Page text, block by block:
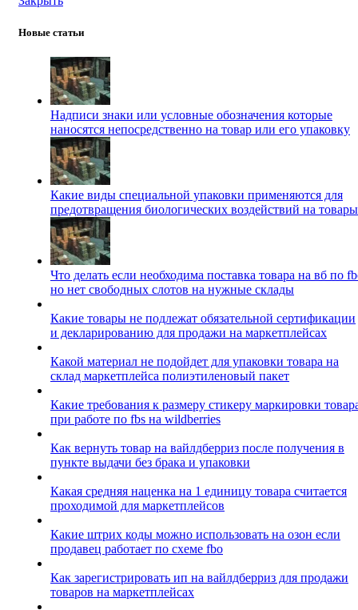
Новые статьи
Надписи знаки или условные обозначения которые
наносятся непосредственно на товар или его упаковку
Какие виды специальной упаковки применяются для
предотвращения биологических воздействий на товары
Что делать если необходима поставка товара на вб по
но нет свободных слотов на нужные склады
Какие товары не подлежат обязательной сертификации
и декларированию для продажи на маркетплейсах
Какой материал не подойдет для упаковки товара на
склад маркетплейса полиэтиленовый пакет
Какие требования к размеру стикеру маркировки
при работе по fbs на wildberries
Как вернуть товар на вайлдберриз после получения в
пункте выдачи без брака и упаковки
Какая средняя наценка на 1 единицу товара считается
проходимой для маркетплейсов
Какие штрих коды можно использовать на озон если
продавец работает по схеме fbo
Как зарегистрировать ип на вайлдберриз для продажи
товаров на маркетплейсах